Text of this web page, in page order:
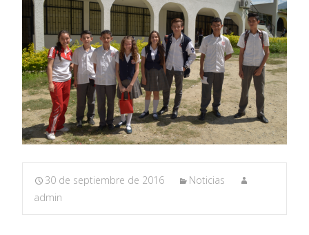
30 de septiembre de 2016
Noticias
admin